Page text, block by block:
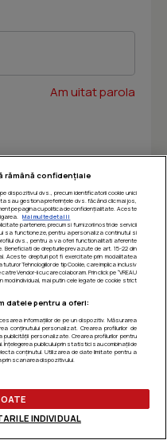
Am uitat parola
rămână confidențiale
dispozitivul dvs., precum identificatorii cookie unici
sau gestiona preferințele dvs. făcând clic mai jos,
pe pagina cu politica de confidențialitate. Aceste
Mai multe detalii
partenere, precum si furnizorii nostri de servicii
sa functioneze, pentru a personaliza continutul si
dvs., pentru a va oferi functionalitati aferente
de drepturile prevazute de art. 15-22 din
Aceste drepturi pot fi exercitate prin modalitatea
Tehnologiilor de tip Cookie, care implica inclusiv
Vendor-ii cu care colaboram. Prin click pe “VREAU
in mod individual, mai putin cele legate de cookie strict
datele pentru a oferi:
informațiilor de pe un dispozitiv. Măsurarea
conținutului personalizat. Crearea profilurilor de
personalizate. Crearea profilurilor pentru
publicului prin statistici sau combinații de
conținutul. Utilizarea de date limitate pentru a
scanarea dispozitivului.
INDIVIDUAL